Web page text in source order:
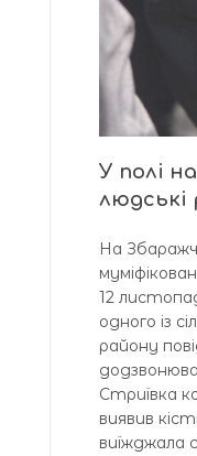
У полі
На
12
одного із
району
Стриївка
виявив
виїжджала